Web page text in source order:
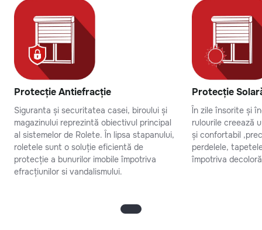
Protecție Antiefracție
Siguranta și securitatea casei, biroului și
magazinului reprezintă obiectivul principal
al sistemelor de Rolete. În lipsa stapanului,
roletele sunt o soluție eficientă de
protecție a bunurilor imobile împotriva
efracțiunilor si vandalismului.
Protecție
În zile însorite și
rulourile creează
și confortabil
perdelele,
împotriva